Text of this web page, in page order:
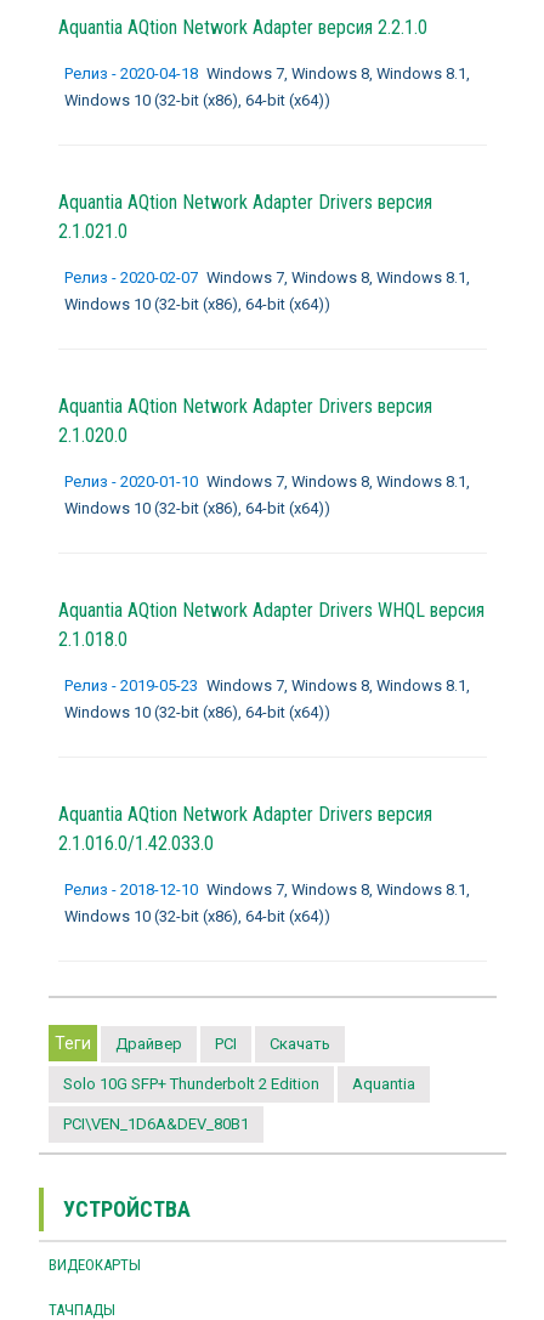
Aquantia AQtion Network Adapterверсия 2.2.1.0
Релиз - 2020-04-18 Windows 7, Windows 8, Windows 8.1,
Windows 10 (32-bit (x86), 64-bit (x64))
Aquantia AQtion Network Adapter Drivers версия
2.1.021.0
Релиз - 2020-02-07 Windows 7, Windows 8, Windows 8.1,
Windows 10 (32-bit (x86), 64-bit (x64))
Aquantia AQtion Network Adapter Drivers версия
2.1.020.0
Релиз - 2020-01-10 Windows 7, Windows 8, Windows 8.1,
Windows 10 (32-bit (x86), 64-bit (x64))
Aquantia AQtion Network Adapter Drivers WHQLверсия
2.1.018.0
Релиз - 2019-05-23 Windows 7, Windows 8, Windows 8.1,
Windows 10 (32-bit (x86), 64-bit (x64))
Aquantia AQtion Network Adapter Drivers версия
2.1.016.0/1.42.033.0
Релиз - 2018-12-10 Windows 7, Windows 8, Windows 8.1,
Windows 10 (32-bit (x86), 64-bit (x64))
Теги Драйвер PCI Скачать
Solo 10G SFP+ Thunderbolt 2 Edition Aquantia
PCI\VEN_1D6A&DEV_80B1
УСТРОЙСТВА
ВИДЕОКАРТЫ
ТАЧПАДЫ